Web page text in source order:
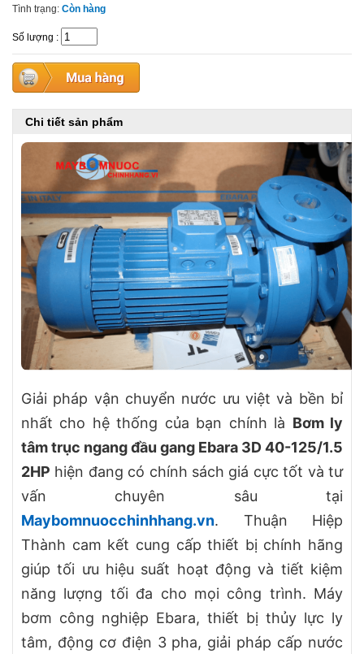
Tình trạng: Còn hàng
Số lượng :
Chi tiết sản phẩm
Giải pháp vận chuyển nước ưu việt và bền bỉ
nhất cho hệ thống của bạn chính là Bơm ly
tâm trục ngang đầu gang Ebara 3D 40-125/1.5
2HP hiện đang có chính sách giá cực tốt và tư
vấn chuyên sâu tại
Maybomnuocchinhhang.vn. Thuận Hiệp
Thành cam kết cung cấp thiết bị chính hãng
giúp tối ưu hiệu suất hoạt động và tiết kiệm
năng lượng tối đa cho mọi công trình. Máy
bơm công nghiệp Ebara, thiết bị thủy lực ly
tâm, động cơ điện 3 pha, giải pháp cấp nước